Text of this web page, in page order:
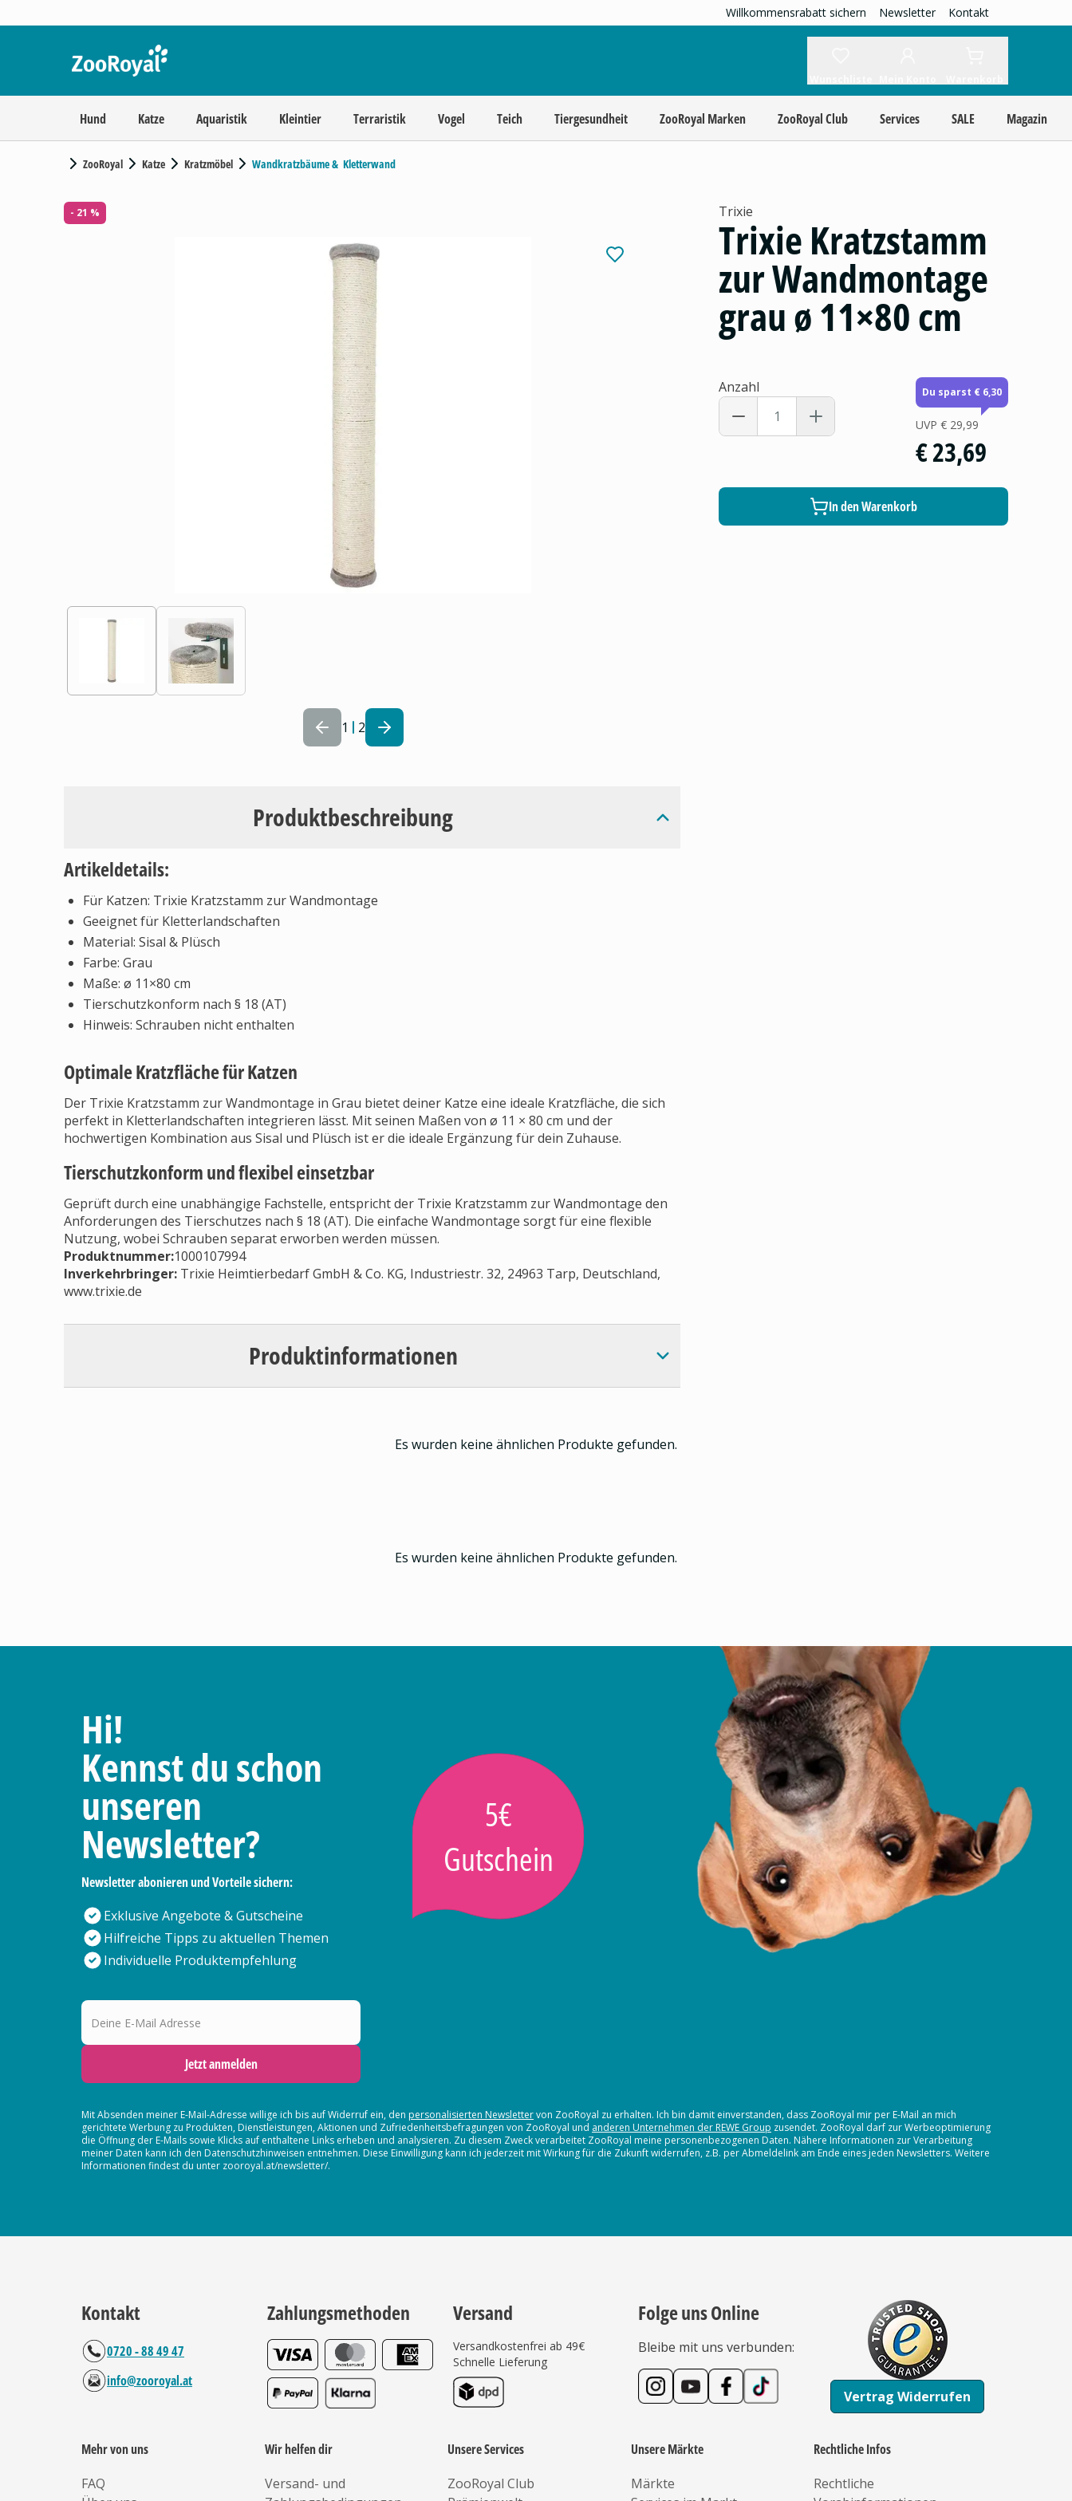
Willkommensrabatt sichern Newsletter Kontakt
Hund Katze Aquaristik Kleintier Terraristik Vogel Teich Tiergesundheit ZooRoyal Marken ZooRoyal Club Services SALE Magazin
ZooRoyal Katze Kratzmöbel Wandkratzbäume &  Kletterwand
- 21 %
1 2
Produktbeschreibung
Artikeldetails:
Für Katzen: Trixie Kratzstamm zur Wandmontage
Geeignet für Kletterlandschaften
Material: Sisal & Plüsch
Farbe: Grau
Maße: ø 11×80 cm
Tierschutzkonform nach § 18 (AT)
Hinweis: Schrauben nicht enthalten
Optimale Kratzfläche für Katzen
Der Trixie Kratzstamm zur Wandmontage in Grau bietet deiner Katze eine ideale Kratzfläche, die sich
perfekt in Kletterlandschaften integrieren lässt. Mit seinen Maßen von ø 11 × 80 cm und der
hochwertigen Kombination aus Sisal und Plüsch ist er die ideale Ergänzung für dein Zuhause.
Tierschutzkonform und flexibel einsetzbar
Geprüft durch eine unabhängige Fachstelle, entspricht der Trixie Kratzstamm zur Wandmontage den
Anforderungen des Tierschutzes nach § 18 (AT). Die einfache Wandmontage sorgt für eine flexible
Nutzung, wobei Schrauben separat erworben werden müssen.
Produktnummer:1000107994
Inverkehrbringer: Trixie Heimtierbedarf GmbH & Co. KG, Industriestr. 32, 24963 Tarp, Deutschland,
www.trixie.de
Produktinformationen
Trixie
Trixie Kratzstamm
zur Wandmontage
grau ø 11×80 cm
Anzahl Du sparst € 6,30
UVP € 29,99
€ 23,69
In den Warenkorb
Es wurden keine ähnlichen Produkte gefunden.
Es wurden keine ähnlichen Produkte gefunden.
Hi!
Kennst du schon
unseren
Newsletter?
Newsletter abonieren und Vorteile sichern:
Exklusive Angebote & Gutscheine
Hilfreiche Tipps zu aktuellen Themen
Individuelle Produktempfehlung
5€
Gutschein
Deine E-Mail Adresse
Jetzt anmelden
Mit Absenden meiner E-Mail-Adresse willige ich bis auf Widerruf ein, den personalisierten Newslettervon ZooRoyal zu erhalten. Ich bin damit einverstanden, dass ZooRoyal mir per E-Mail an mich
gerichtete Werbung zu Produkten, Dienstleistungen, Aktionen und Zufriedenheitsbefragungen von ZooRoyal und anderen Unternehmen der REWE Group zusendet. ZooRoyal darf zur Werbeoptimierung
die Öffnung der E-Mails sowie Klicks auf enthaltene Links erheben und analysieren. Zu diesem Zweck verarbeitet ZooRoyal meine personenbezogenen Daten. Nähere Informationen zur Verarbeitung
meiner Daten kann ich den Datenschutzhinweisen entnehmen. Diese Einwilligung kann ich jederzeit mit Wirkung für die Zukunft widerrufen, z.B. per Abmeldelink am Ende eines jeden Newsletters. Weitere
Informationen findest du unter zooroyal.at/newsletter/.
Kontakt
0720 - 88 49 47
info@zooroyal.at
Zahlungsmethoden Versand
Versandkostenfrei ab 49€
Schnelle Lieferung
Folge uns Online
Bleibe mit uns verbunden:
Vertrag Widerrufen
Mehr von uns
FAQ
Wir helfen dir
Versand- und
Unsere Services
ZooRoyal Club
Unsere Märkte
Märkte
Rechtliche Infos
Rechtliche